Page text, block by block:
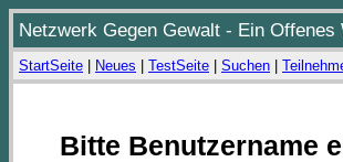
Netzwerk Gegen Gewalt - Ein
StartSeite Neues TestSeite Suchen
Bitte Benutzername